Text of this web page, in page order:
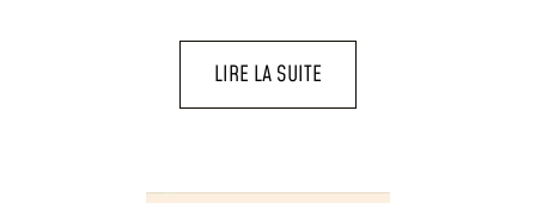
LIRE LA SUITE